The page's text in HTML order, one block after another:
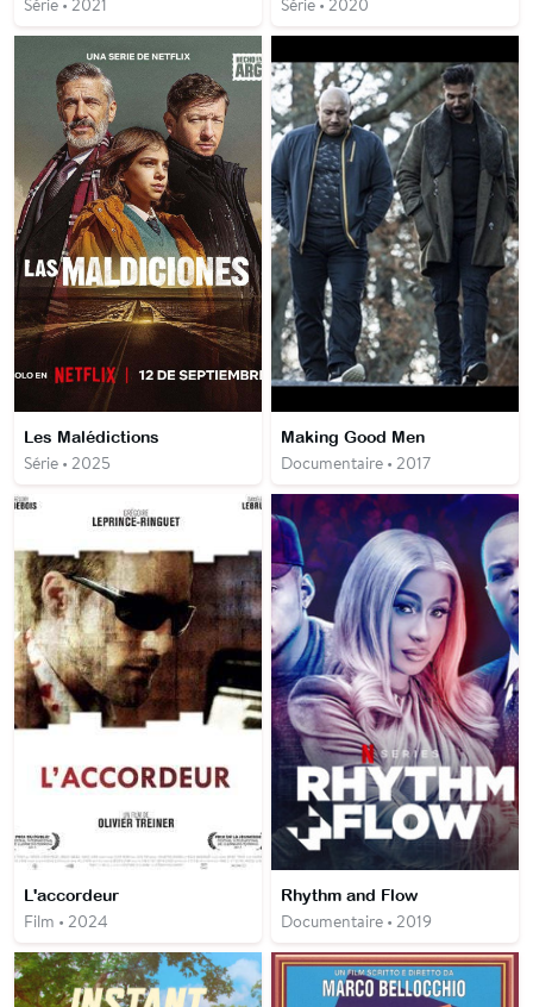
Série • 2021 Série • 2020
Les Malédictions
Série • 2025
Making Good Men
Documentaire • 2017
L'accordeur
Film • 2024
Rhythm and Flow
Documentaire • 2019